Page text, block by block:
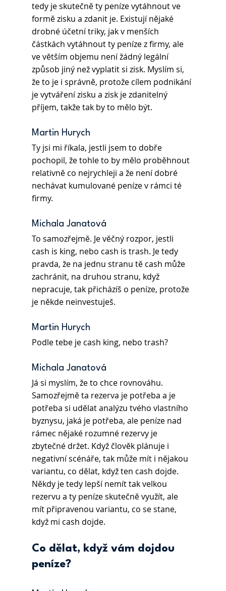
tedy je skutečně ty peníze vytáhnout ve
formě zisku a zdanit je. Existují nějaké
drobné účetní triky, jak v menších
částkách vytáhnout ty peníze z firmy, ale
ve větším objemu není žádný legální
způsob jiný než vyplatit si zisk. Myslím si,
že to je i správně, protože cílem podnikání
je vytváření zisku a zisk je zdanitelný
příjem, takže tak by to mělo být.
Martin Hurych
Ty jsi mi říkala, jestli jsem to dobře
pochopil, že tohle to by mělo proběhnout
relativně co nejrychleji a že není dobré
nechávat kumulované peníze v rámci té
firmy.
Michala Janatová
To samozřejmě. Je věčný rozpor, jestli
cash is king, nebo cash is trash. Je tedy
pravda, že na jednu stranu tě cash může
zachránit, na druhou stranu, když
nepracuje, tak přicházíš o peníze, protože
je někde neinvestuješ.
Martin Hurych
Podle tebe je cash king, nebo trash?
Michala Janatová
Já si myslím, že to chce rovnováhu.
Samozřejmě ta rezerva je potřeba a je
potřeba si udělat analýzu tvého vlastního
byznysu, jaká je potřeba, ale peníze nad
rámec nějaké rozumné rezervy je
zbytečné držet. Když člověk plánuje i
negativní scénáře, tak může mít i nějakou
variantu, co dělat, když ten cash dojde.
Někdy je tedy lepší nemít tak velkou
rezervu a ty peníze skutečně využít, ale
mít připravenou variantu, co se stane,
když mi cash dojde.
Co dělat, když vám dojdou
peníze?